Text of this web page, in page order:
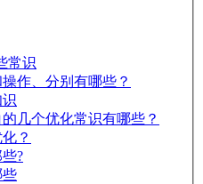
常识
作、分别有哪些？
几个优化常识有哪些？
？
?
些